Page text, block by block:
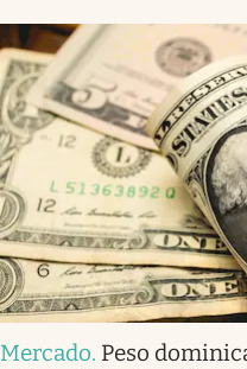
Mercado. Peso